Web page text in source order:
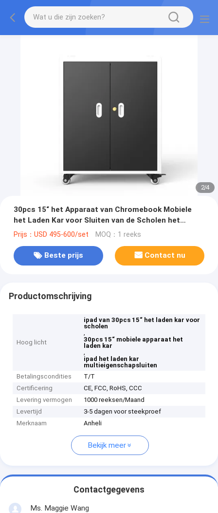
2/4
30pcs 15“ het Apparaat van Chromebook Mobiele
het Laden Kar voor Sluiten van de Scholen het
Multieigenschap
Prijs：USD 495-600/set MOQ：1 reeks
Beste prijs Contact nu
Productomschrijving
Hoog licht
ipad van 30pcs 15“ het laden kar voor
scholen
,
30pcs 15“ mobiele apparaat het
laden kar
,
ipad het laden kar
multieigenschapsluiten
Betalingscondities
T/T
Certificering
CE, FCC, RoHS, CCC
Levering vermogen
1000 reeksen/Maand
Levertijd
3-5 dagen voor steekproef
Merknaam
Anheli
Bekijk meer
Contactgegevens
Ms. Maggie Wang